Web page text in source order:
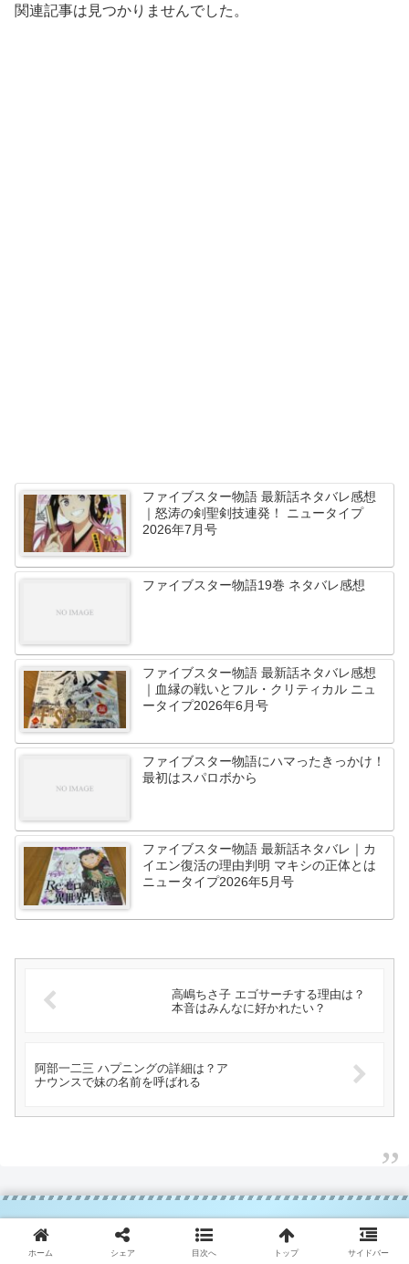
関連記事は見つかりませんでした。
ファイブスター物語 最新話ネタバレ感想
｜怒涛の剣聖剣技連発！ ニュータイプ
2026年7月号
ファイブスター物語19巻 ネタバレ感想
ファイブスター物語 最新話ネタバレ感想
｜血縁の戦いとフル・クリティカル ニュ
ータイプ2026年6月号
ファイブスター物語にハマったきっかけ！
最初はスパロボから
ファイブスター物語 最新話ネタバレ｜カ
イエン復活の理由判明 マキシの正体とは
ニュータイプ2026年5月号
高嶋ちさ子 エゴサーチする理由は？
本音はみんなに好かれたい？
阿部一二三 ハプニングの詳細は？ア
ナウンスで妹の名前を呼ばれる
jj stand.blog
ホーム シェア 目次へ トップ サイドバー